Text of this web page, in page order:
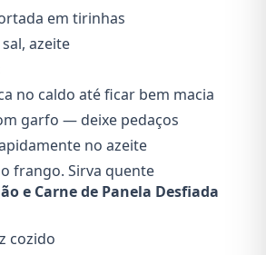
em tirinhas
azeite
no caldo até ficar bem macia
garfo — deixe pedaços
no azeite
frango. Sirva quente
e Carne de Panela Desfiada
cozido